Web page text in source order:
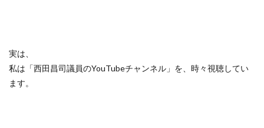
実は、
私は「西田昌司議員のYouTubeチャンネル」を、時々視聴してい
ます。